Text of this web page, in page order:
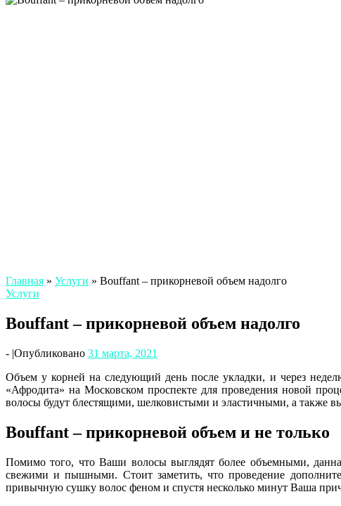
Главная » Услуги » Bouffant – прикорневой объем надолго
Услуги
Bouffant – прикорневой объем надолго
- |Опубликовано 31 марта, 2021
Объем у корней на следующий день после укладки, и через
«Афродита» на Московском проспекте для проведения новой
волосы будут блестящими, шелковистыми и эластичными, а также
Bouffant – прикорневой объем и не только
Помимо того, что Ваши волосы выглядят более объемными,
свежими и пышными. Стоит заметить, что проведение
привычную сушку волос феном и спустя несколько минут Ваша